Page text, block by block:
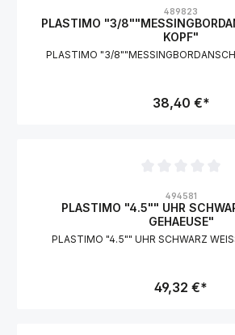
489823
PLASTIMO "3/
KOPF"
PLASTIMO "3/
38,40 €*
494581
PLASTIMO "4.5"" UHR
GEHAEUSE"
PLASTIMO "4.5"" UHR SCHWARZ
49,32 €*